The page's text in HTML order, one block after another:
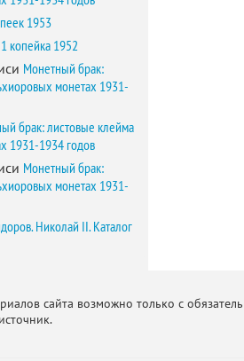
1953
1 копейка 1952
Монетный брак:
монетах 1931-
брак: листовые клейма
1931-1934 годов
Монетный брак:
монетах 1931-
Николай II. Каталог
сайта возможно только с